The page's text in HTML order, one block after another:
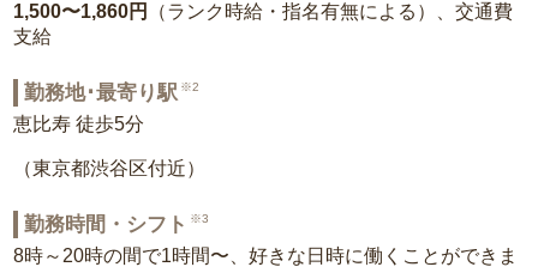
1,500〜1,860円
（ランク時給・指名有無による）、交通費
支給
勤務地･最寄り駅 ※2
恵比寿 徒歩5分
（東京都渋谷区付近）
勤務時間・シフト ※3
8時～20時の間で1時間〜、好きな日時に働くことができま